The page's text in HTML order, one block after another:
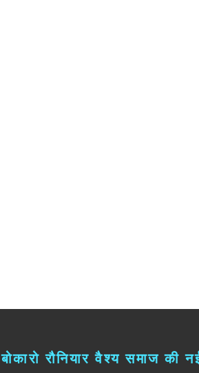
बोकारो रौनियार वैश्य समाज की